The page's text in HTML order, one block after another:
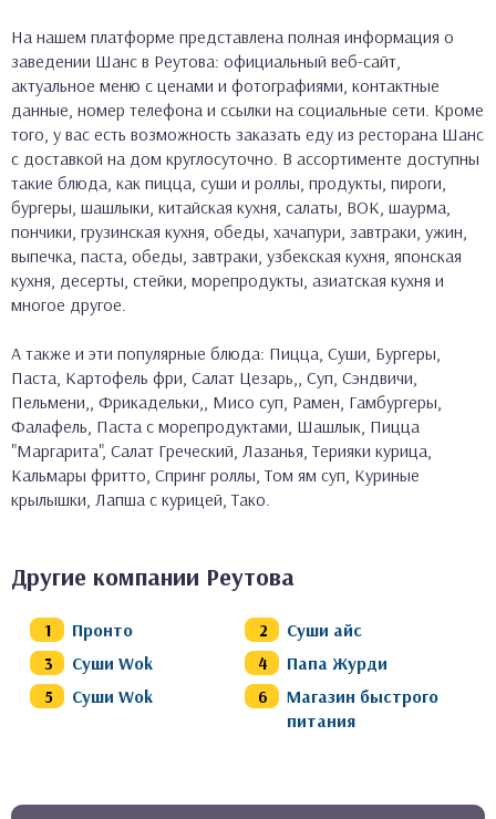
На нашем платформе представлена полная информация о
заведении Шанс в Реутова: официальный веб-сайт,
актуальное меню с ценами и фотографиями, контактные
данные, номер телефона и ссылки на социальные сети. Кроме
того, у вас есть возможность заказать еду из ресторана Шанс
с доставкой на дом круглосуточно. В ассортименте доступны
такие блюда, как пицца, суши и роллы, продукты, пироги,
бургеры, шашлыки, китайская кухня, салаты, ВОК, шаурма,
пончики, грузинская кухня, обеды, хачапури, завтраки, ужин,
выпечка, паста, обеды, завтраки, узбекская кухня, японская
кухня, десерты, стейки, морепродукты, азиатская кухня и
многое другое.
А также и эти популярные блюда: Пицца, Суши, Бургеры,
Паста, Картофель фри, Салат Цезарь,, Суп, Сэндвичи,
Пельмени,, Фрикадельки,, Мисо суп, Рамен, Гамбургеры,
Фалафель, Паста с морепродуктами, Шашлык, Пицца
"Маргарита", Салат Греческий, Лазанья, Терияки курица,
Кальмары фритто, Спринг роллы, Том ям суп, Куриные
крылышки, Лапша с курицей, Тако.
Другие компании Реутова
Пронто
Суши айс
Суши Wok
Папа Журди
Суши Wok
Магазин быстрого
питания